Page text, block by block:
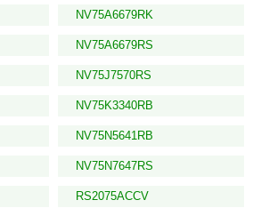
NV75A6679RK
NV75A6679RS
NV75J7570RS
NV75K3340RB
NV75N5641RB
NV75N7647RS
RS2075ACCV